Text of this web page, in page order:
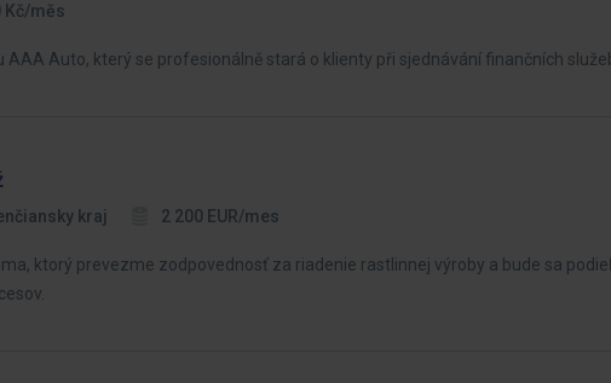
Kč/měs
Auto, který se profesionálně stará o klienty při sjednávání finančních
kraj 2 200 EUR/mes
ktorý prevezme zodpovednosť za riadenie rastlinnej výroby a bude sa